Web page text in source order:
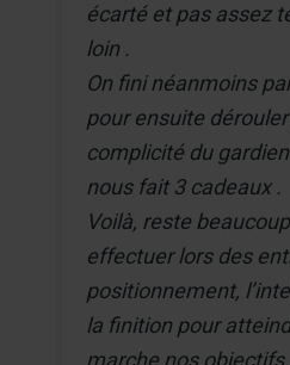
écarté et pas assez
loin .
On fini néanmoins
pour ensuite
complicité du
nous fait 3 cadeaux .
Voilà, reste
effectuer lors des
positionnement,
la finition pour
marche nos objectifs.